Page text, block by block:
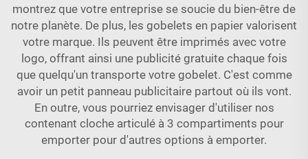
montrez que votre entreprise se soucie du bien-être de
notre planète. De plus, les gobelets en papier valorisent
votre marque. Ils peuvent être imprimés avec votre
logo, offrant ainsi une publicité gratuite chaque fois
que quelqu'un transporte votre gobelet. C'est comme
avoir un petit panneau publicitaire partout où ils vont.
En outre, vous pourriez envisager d'utiliser nos
contenant cloche articulé à 3 compartiments pour
emporter pour d'autres options à emporter.